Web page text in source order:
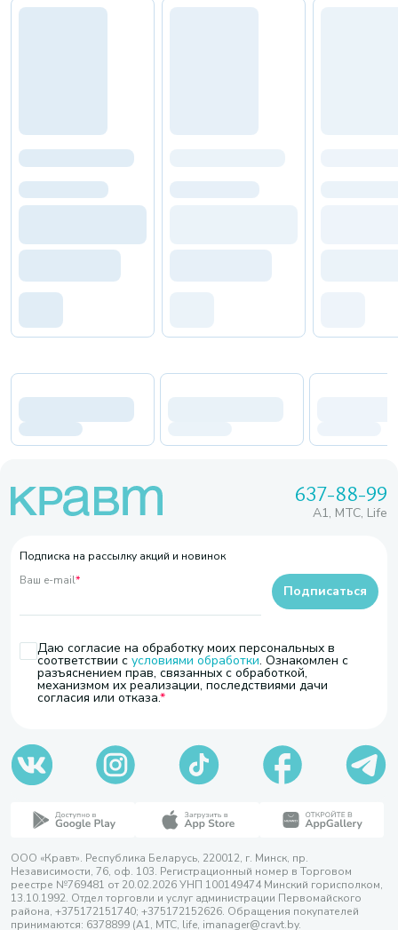
637-88-99
A1, МТС, Life
Подписка на рассылку акций и новинок
Ваш e-mail*
Даю согласие на обработку моих персональных в
соответствии с условиями обработки. Ознакомлен с
разъяснением прав, связанных с обработкой,
механизмом их реализации, последствиями дачи
согласия или отказа.
Подписаться
ООО «Кравт». Республика Беларусь, 220012, г. Минск, пр.
Независимости, 76, оф. 103. Регистрационный номер в Торговом
реестре №769481 от 20.02.2026 УНП 100149474 Минский горисполком,
13.10.1992. Отдел торговли и услуг администрации Первомайского
района, +375172151740; +375172152626. Обращения покупателей
принимаются: 6378899 (А1, МТС, life, imanager@cravt.by.